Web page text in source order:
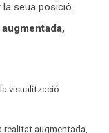
seua posició.
visualització
realitat augmentada,